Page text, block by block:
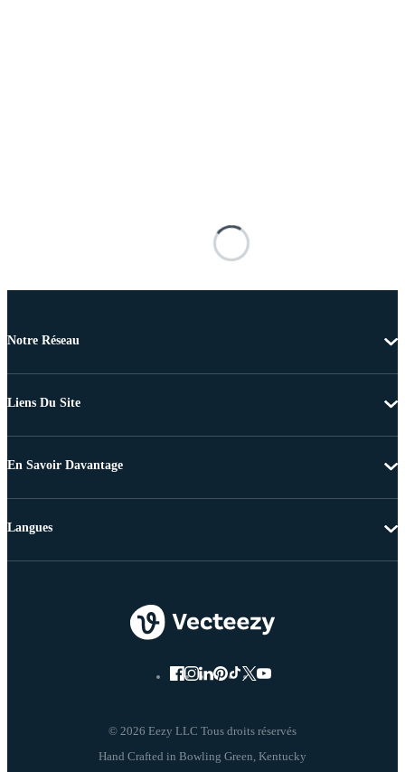
Notre Réseau
Liens Du Site
En Savoir Davantage
© 2026 Eezy LLC Tous droits réservés
Langues